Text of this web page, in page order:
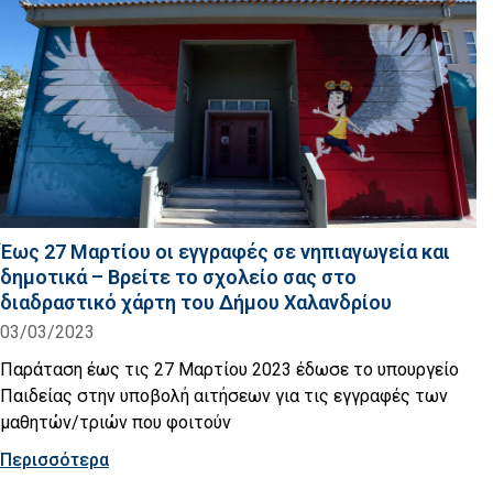
Έως 27 Μαρτίου οι εγγραφές σε νηπιαγωγεία και
δημοτικά – Βρείτε το σχολείο σας στο
διαδραστικό χάρτη του Δήμου Χαλανδρίου
03/03/2023
Παράταση έως τις 27 Μαρτίου 2023 έδωσε το υπουργείο
Παιδείας στην υποβολή αιτήσεων για τις εγγραφές των
μαθητών/τριών που φοιτούν
Περισσότερα